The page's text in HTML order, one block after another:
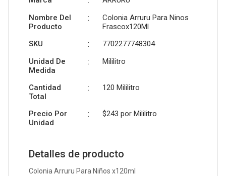
Nombre Del
Producto
:
Colonia Arruru Para Ninos
Frascox120Ml
SKU
:
7702277748304
Unidad De
Medida
: Mililitro
Cantidad
Total
: 120 Mililitro
Precio Por
Unidad
: $243 por Mililitro
Detalles de producto
Colonia Arruru Para Niños x120ml